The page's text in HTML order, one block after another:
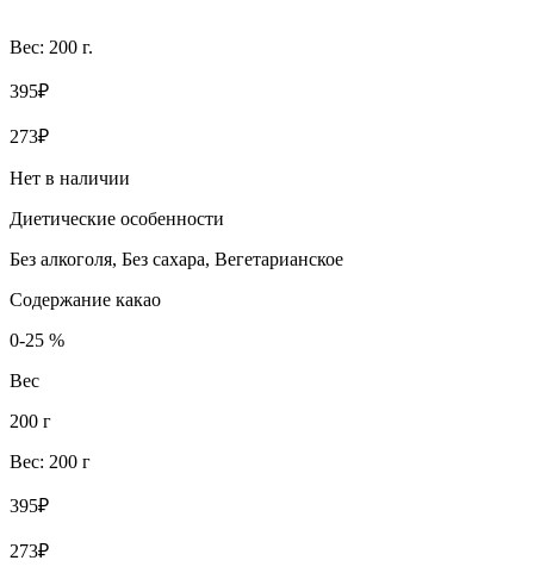
Вес: 200 г.
395₽
273₽
Нет в наличии
Диетические особенности
Без алкоголя, Без сахара, Вегетарианское
Содержание какао
0-25 %
Вес
200 г
Вес: 200 г
395₽
273₽